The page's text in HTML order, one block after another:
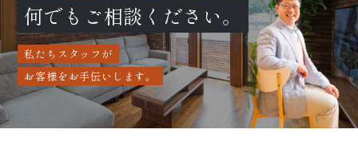
何でもご相談ください。
私たちスタッフが
お客様をお手伝いします。